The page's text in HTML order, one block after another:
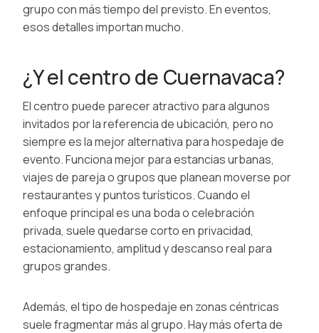
grupo con más tiempo del previsto. En eventos,
esos detalles importan mucho.
¿Y el centro de Cuernavaca?
El centro puede parecer atractivo para algunos
invitados por la referencia de ubicación, pero no
siempre es la mejor alternativa para hospedaje de
evento. Funciona mejor para estancias urbanas,
viajes de pareja o grupos que planean moverse por
restaurantes y puntos turísticos. Cuando el
enfoque principal es una boda o celebración
privada, suele quedarse corto en privacidad,
estacionamiento, amplitud y descanso real para
grupos grandes.
Además, el tipo de hospedaje en zonas céntricas
suele fragmentar más al grupo. Hay más oferta de